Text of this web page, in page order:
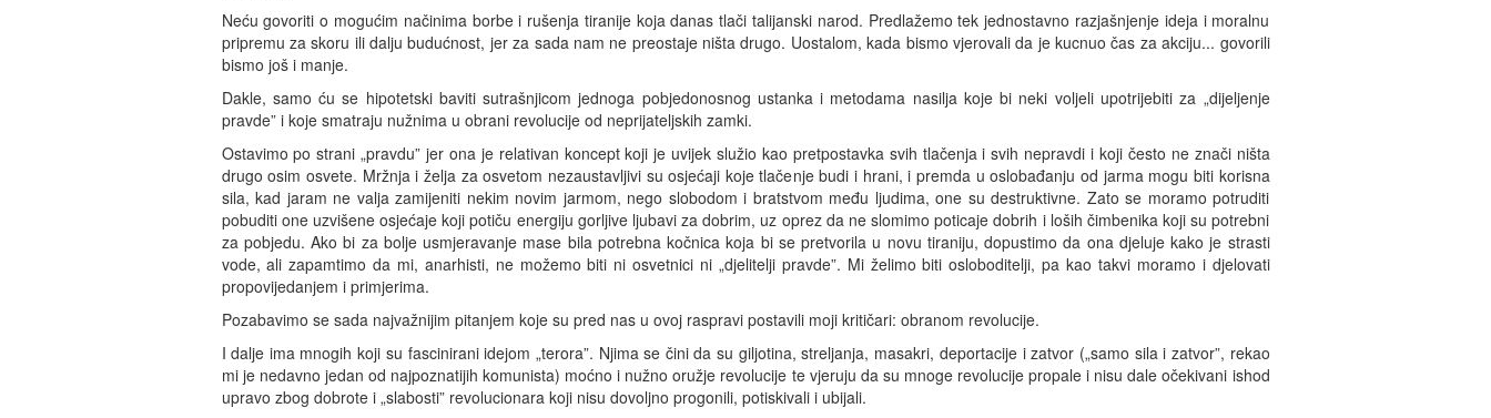
Neću govoriti o mogućim načinima borbe i rušenja tiranije koja danas tlači talijanski narod. Predlažemo tek jednostavno razjašnjenje ideja i moralnu
pripremu za skoru ili dalju budućnost, jer za sada nam ne preostaje ništa drugo. Uostalom, kada bismo vjerovali da je kucnuo čas za akciju... govorili
bismo još i manje.
Dakle, samo ću se hipotetski baviti sutrašnjicom jednoga pobjedonosnog ustanka i metodama nasilja koje bi neki voljeli upotrijebiti za „dijeljenje
pravde” i koje smatraju nužnima u obrani revolucije od neprijateljskih zamki.
Ostavimo po strani „pravdu” jer ona je relativan koncept koji je uvijek služio kao pretpostavka svih tlačenja i svih nepravdi i koji često ne znači ništa
drugo osim osvete. Mržnja i želja za osvetom nezaustavljivi su osjećaji koje tlačenje budi i hrani, i premda u oslobađanju od jarma mogu biti korisna
sila, kad jaram ne valja zamijeniti nekim novim jarmom, nego slobodom i bratstvom među ljudima, one su destruktivne. Zato se moramo potruditi
pobuditi one uzvišene osjećaje koji potiču energiju gorljive ljubavi za dobrim, uz oprez da ne slomimo poticaje dobrih i loših čimbenika koji su potrebni
za pobjedu. Ako bi za bolje usmjeravanje mase bila potrebna kočnica koja bi se pretvorila u novu tiraniju, dopustimo da ona djeluje kako je strasti
vode, ali zapamtimo da mi, anarhisti, ne možemo biti ni osvetnici ni „djelitelji pravde”. Mi želimo biti osloboditelji, pa kao takvi moramo i djelovati
propovijedanjem i primjerima.
Pozabavimo se sada najvažnijim pitanjem koje su pred nas u ovoj raspravi postavili moji kritičari: obranom revolucije.
I dalje ima mnogih koji su fascinirani idejom „terora”. Njima se čini da su giljotina, streljanja, masakri, deportacije i zatvor („samo sila i zatvor”, rekao
mi je nedavno jedan od najpoznatijih komunista) moćno i nužno oružje revolucije te vjeruju da su mnoge revolucije propale i nisu dale očekivani ishod
upravo zbog dobrote i „slabosti” revolucionara koji nisu dovoljno progonili, potiskivali i ubijali.